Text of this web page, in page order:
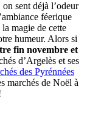
sent déjà l’odeur
féerique
magie de cette
humeur. Alors si
fin novembre et
d’Argelès et ses
des Pyrénnées
marchés de Noël à